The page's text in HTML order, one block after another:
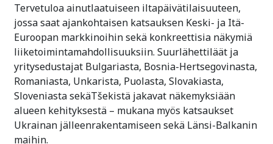
Tervetuloa ainutlaatuiseen iltapäivätilaisuuteen,
jossa saat ajankohtaisen katsauksen Keski- ja Itä-
Euroopan markkinoihin sekä konkreettisia näkymiä
liiketoimintamahdollisuuksiin. Suurlähettiläät ja
yritysedustajat Bulgariasta, Bosnia-Hertsegovinasta,
Romaniasta, Unkarista, Puolasta, Slovakiasta,
Sloveniasta sekäTšekistä jakavat näkemyksiään
alueen kehityksestä – mukana myös katsaukset
Ukrainan jälleenrakentamiseen sekä Länsi-Balkanin
maihin.